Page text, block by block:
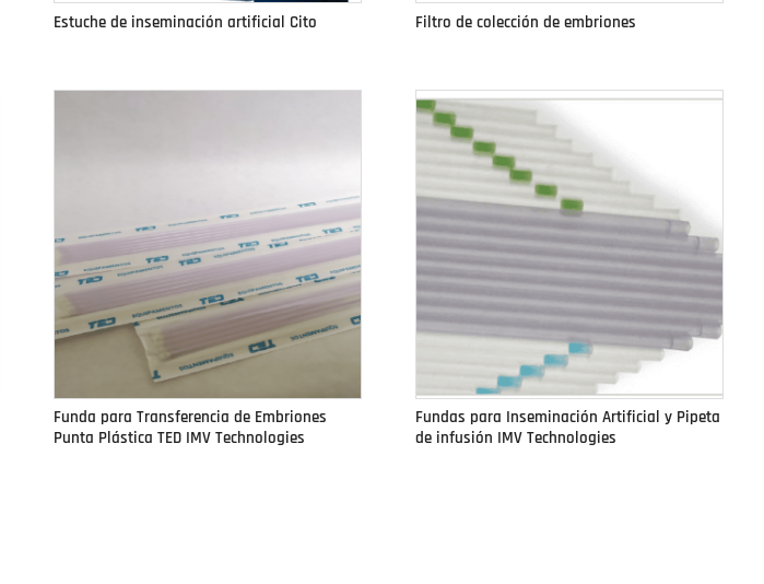
Estuche de inseminación artificial Cito Filtro de colección de embriones
Funda para Transferencia de Embriones
Punta Plástica TED IMV Technologies
Fundas para Inseminación Artificial y Pipeta
de infusión IMV Technologies